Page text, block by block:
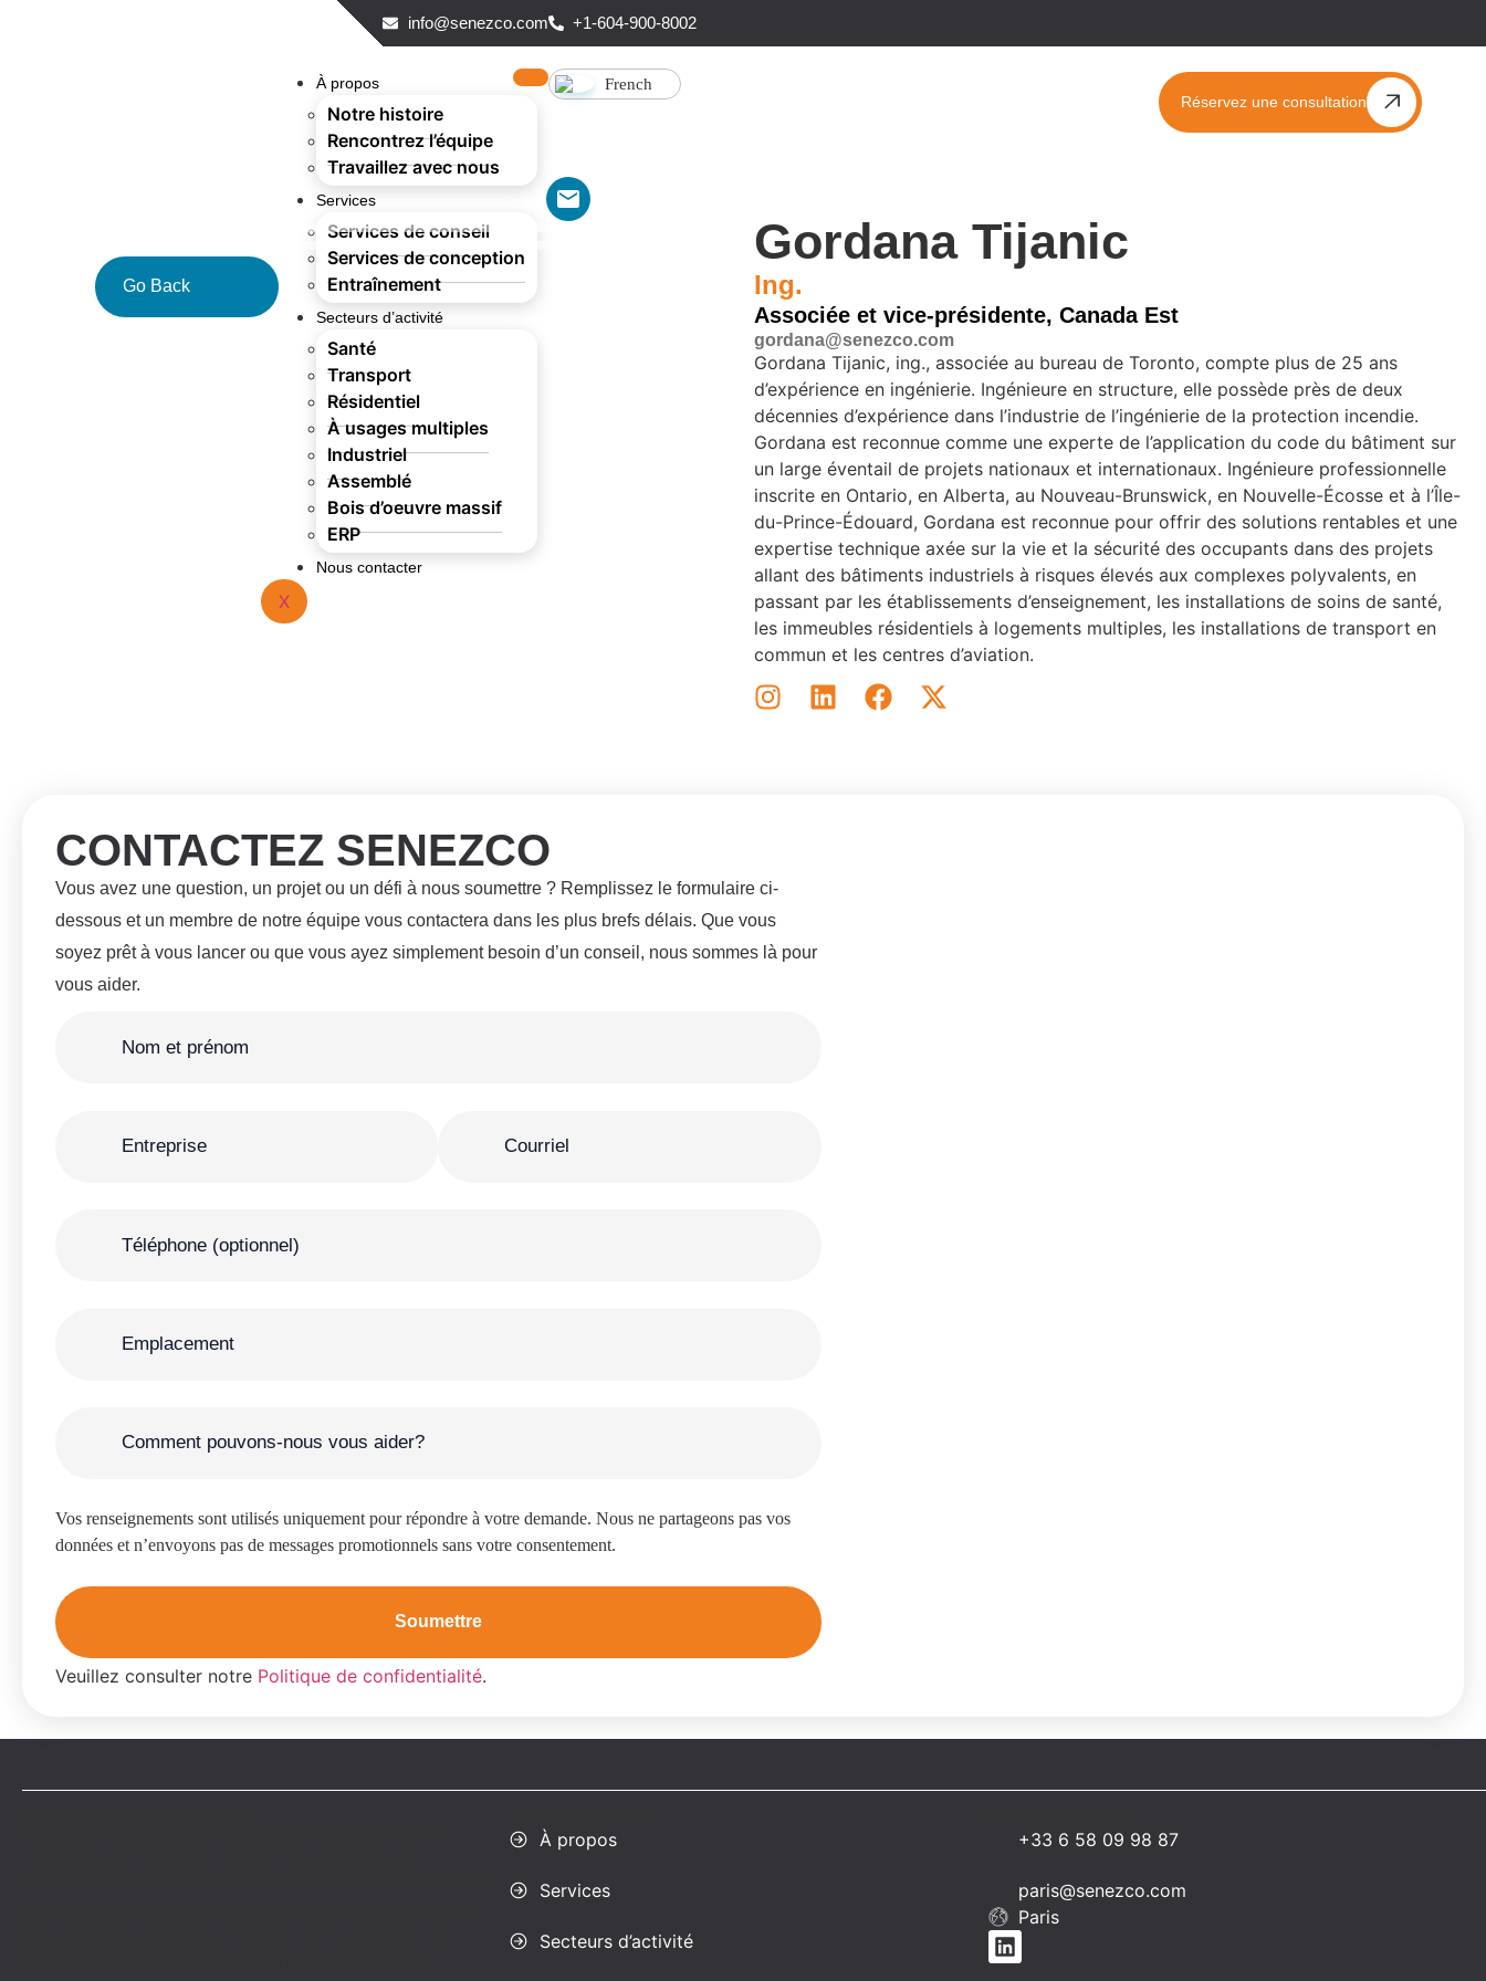
info@senezco.com +1-604-900-8002
À propos
Notre histoire
Rencontrez l’équipe
Travaillez avec nous
Services
Services de conseil
Services de conception
Entraînement
Secteurs d’activité
Santé
Transport
Résidentiel
À usages multiples
Industriel
Assemblé
Bois d’oeuvre massif
ERP
Nous contacter
X
French
Réservez une consultation
Go Back
Gordana Tijanic
Ing.
Associée et vice-présidente, Canada Est
gordana@senezco.com
Gordana Tijanic, ing., associée au bureau de Toronto, compte plus de 25 ans
d’expérience en ingénierie. Ingénieure en structure, elle possède près de deux
décennies d’expérience dans l’industrie de l’ingénierie de la protection incendie.
Gordana est reconnue comme une experte de l’application du code du bâtiment sur
un large éventail de projets nationaux et internationaux. Ingénieure professionnelle
inscrite en Ontario, en Alberta, au Nouveau-Brunswick, en Nouvelle-Écosse et à l’Île-
du-Prince-Édouard, Gordana est reconnue pour offrir des solutions rentables et une
expertise technique axée sur la vie et la sécurité des occupants dans des projets
allant des bâtiments industriels à risques élevés aux complexes polyvalents, en
passant par les établissements d’enseignement, les installations de soins de santé,
les immeubles résidentiels à logements multiples, les installations de transport en
commun et les centres d’aviation.
CONTACTEZ SENEZCO
Vous avez une question, un projet ou un défi à nous soumettre ? Remplissez le formulaire ci-
dessous et un membre de notre équipe vous contactera dans les plus brefs délais. Que vous
soyez prêt à vous lancer ou que vous ayez simplement besoin d’un conseil, nous sommes là pour
vous aider.
Vos renseignements sont utilisés uniquement pour répondre à votre demande. Nous ne partageons pas vos
données et n’envoyons pas de messages promotionnels sans votre consentement.
Veuillez consulter notre Politique de confidentialité.
À propos
Services
Secteurs d’activité
+33 6 58 09 98 87
paris@senezco.com
Paris